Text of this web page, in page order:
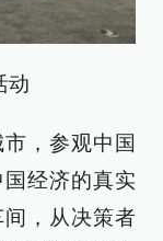
动
，参观中国
经济的真实
，从决策者